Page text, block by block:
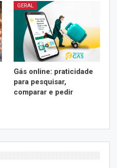
GERAL
Gás online: praticidade
para pesquisar,
comparar e pedir